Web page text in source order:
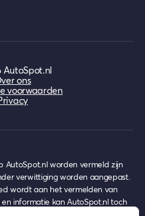
AutoSpot.nl
ons
voorwaarden
AutoSpot.nl worden vermeld zijn
verwittiging worden aangepast.
wordt aan het vermelden van
informatie kan AutoSpot.nl toch